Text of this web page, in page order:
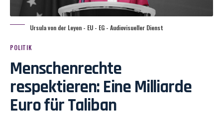
Ursula von der Leyen - EU - EG - Audiovisueller Dienst
POLITIK
Menschenrechte
respektieren: Eine Milliarde
Euro für Taliban